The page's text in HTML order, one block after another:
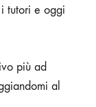
tutori e oggi
più ad
al